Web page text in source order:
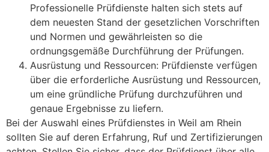
Professionelle Prüfdienste halten sich stets auf
dem neuesten Stand der gesetzlichen Vorschriften
und Normen und gewährleisten so die
ordnungsgemäße Durchführung der Prüfungen.
Ausrüstung und Ressourcen: Prüfdienste verfügen
über die erforderliche Ausrüstung und Ressourcen,
um eine gründliche Prüfung durchzuführen und
genaue Ergebnisse zu liefern.
Bei der Auswahl eines Prüfdienstes in Weil am Rhein
sollten Sie auf deren Erfahrung, Ruf und Zertifizierungen